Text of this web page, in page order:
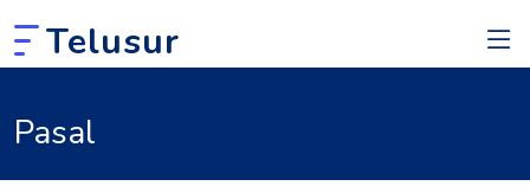
Telusur
Pasal